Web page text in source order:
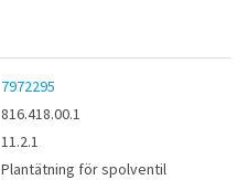
7972295
816.418.00.1
11.2.1
Plantätning för spolventil